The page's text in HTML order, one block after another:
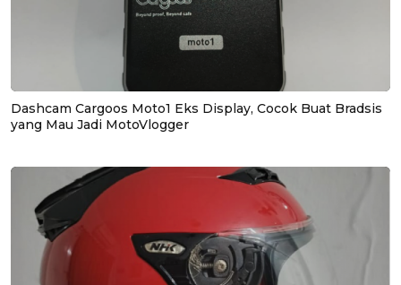
Dashcam Cargoos Moto1 Eks Display, Cocok Buat Bradsis
yang Mau Jadi MotoVlogger